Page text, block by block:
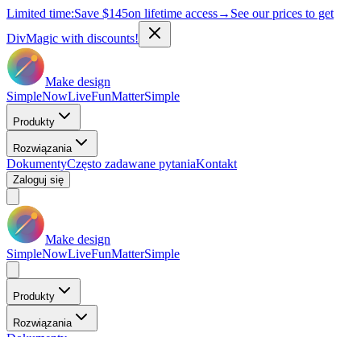
Limited time:Save $145on lifetime access→ See our prices to get
DivMagic with discounts!
Make design
SimpleNowLiveFunMatterSimple
Produkty
Rozwiązania
DokumentyCzęsto zadawane pytaniaKontakt
Zaloguj się
Make design
SimpleNowLiveFunMatterSimple
Produkty
Rozwiązania